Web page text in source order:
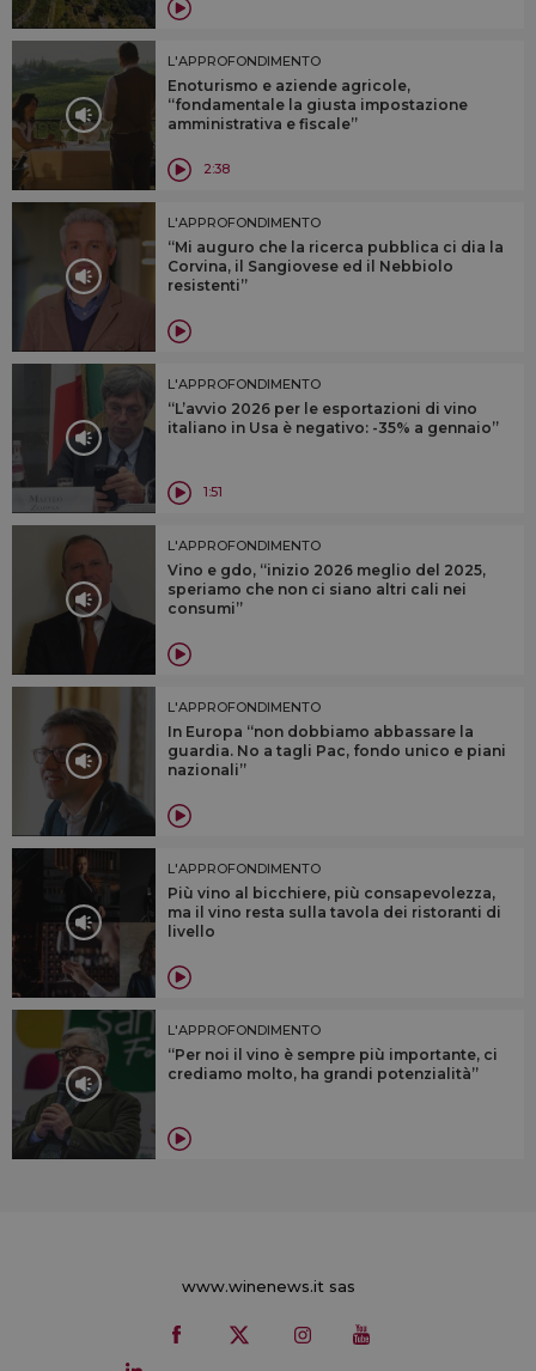
L'APPROFONDIMENTO
Enoturismo e aziende agricole,
“fondamentale la giusta impostazione
amministrativa e fiscale”
2:38
L'APPROFONDIMENTO
“Mi auguro che la ricerca pubblica ci dia la
Corvina, il Sangiovese ed il Nebbiolo
resistenti”
L'APPROFONDIMENTO
“L’avvio 2026 per le esportazioni di vino
italiano in Usa è negativo: -35% a gennaio”
1:51
L'APPROFONDIMENTO
Vino e gdo, “inizio 2026 meglio del 2025,
speriamo che non ci siano altri cali nei
consumi”
L'APPROFONDIMENTO
In Europa “non dobbiamo abbassare la
guardia. No a tagli Pac, fondo unico e piani
nazionali”
L'APPROFONDIMENTO
Più vino al bicchiere, più consapevolezza,
ma il vino resta sulla tavola dei ristoranti di
livello
L'APPROFONDIMENTO
“Per noi il vino è sempre più importante, ci
crediamo molto, ha grandi potenzialità”
www.winenews.it sas